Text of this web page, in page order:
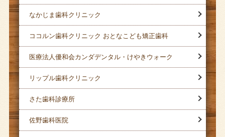
なかじま歯科クリニック
ココルン歯科クリニック おとなこども矯正歯科
医療法人優和会カンダデンタル・けやきウォーク
リップル歯科クリニック
さた歯科診療所
佐野歯科医院